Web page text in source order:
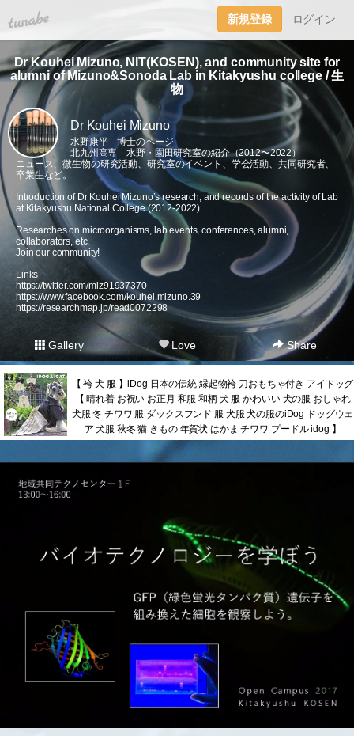
tuna.be 新規登録 ログイン
Dr Kouhei Mizuno, NIT(KOSEN), and community site for
alumni of Mizuno&Sonoda Lab in Kitakyushu college / 生
物
Dr Kouhei Mizuno
水野康平 博士のページ
北九州高専 水野・園田研究室の紹介（2012〜2022）
ニュース、微生物の研究活動、研究室のイベント、学会活動、共同研究者、
卒業生など。
Introduction of Dr Kouhei Mizuno’s research, and records of the activity of Lab
at Kitakyushu National College (2012-2022).
Researches on microorganisms, lab events, conferences, alumni,
collaborators, etc.
Join our community!
Links
https://twitter.com/miz91937370
https://www.facebook.com/kouhei.mizuno.39
https://researchmap.jp/read0072298
Gallery Love Share
【 袴 犬 服 】iDog 日本の伝統|縁起物袴 刀おもちゃ付き アイドッグ
【 晴れ着 お祝い お正月 和服 和柄 犬 服 かわいい 犬の服 おしゃれ
犬服 冬 チワワ 服 ダックスフンド 服 犬服 犬の服のiDog ドッグウェ
ア 犬服 秋冬 猫 きもの 年賀状 はかま チワワ プードル idog 】